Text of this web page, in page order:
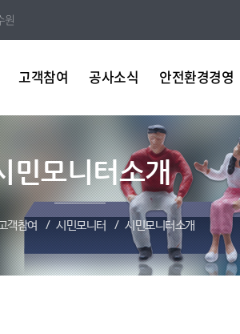
원
고객참여 공사소식 안전환경경영
민모니터소개
객참여 시민모니터 시민모니터소개